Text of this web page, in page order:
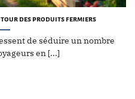
des produits fermiers
de séduire un nombre
en [...]